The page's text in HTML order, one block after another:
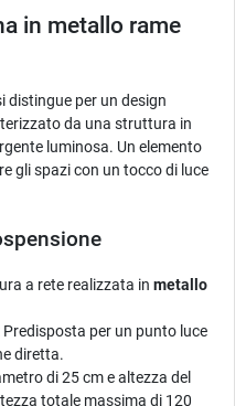
in metallo rame
distingue per un design
da una struttura in
luminosa. Un elemento
gli spazi con un tocco di luce
a rete realizzata inmetallo
Predisposta per un punto luce
diretta.
di 25 cm e altezza del
totale massima di 120